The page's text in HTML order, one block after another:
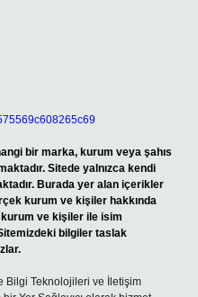
bir marka, kurum veya şahıs
Sitede yalnızca kendi
Burada yer alan içerikler
kurum ve kişiler hakkında
kurum ve kişiler ile isim
bilgiler taslak
Bilgi Teknolojileri ve İletişim